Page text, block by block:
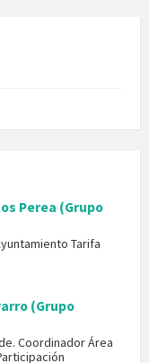
Perea (Grupo
Tarifa
(Grupo
Coordinador Área